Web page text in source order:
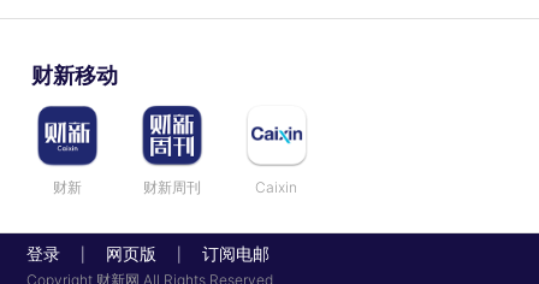
财新移动
财新 财新周刊 Caixin
登录 网页版 订阅电邮
Copyright 财新网 All Rights Reserved